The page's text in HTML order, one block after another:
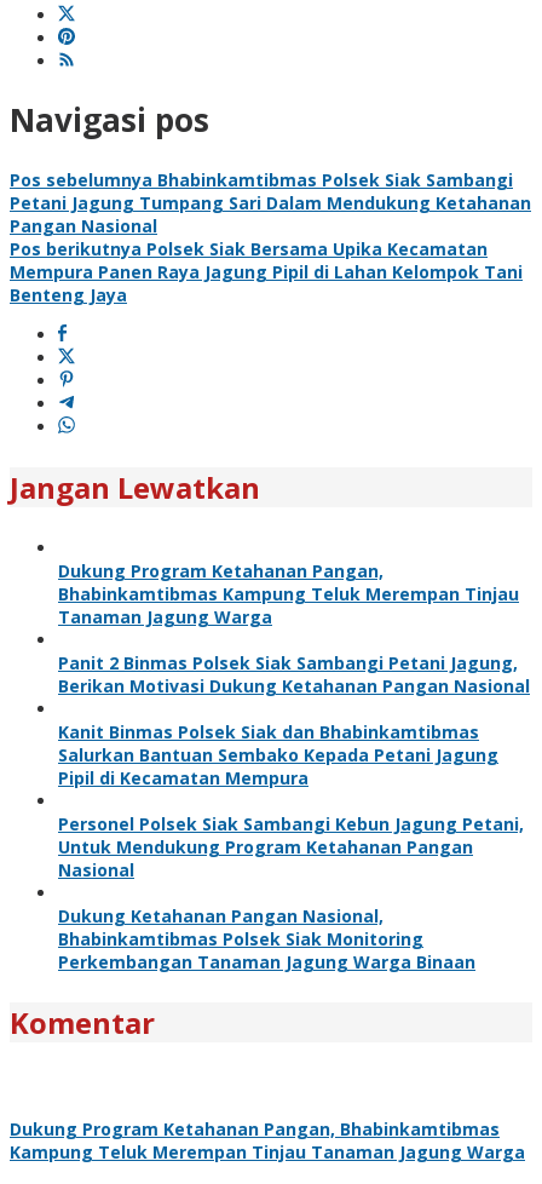
Navigasi pos
Pos sebelumnya Bhabinkamtibmas Polsek Siak Sambangi
Petani Jagung Tumpang Sari Dalam Mendukung Ketahanan
Pangan Nasional
Pos berikutnya Polsek Siak Bersama Upika Kecamatan
Mempura Panen Raya Jagung Pipil di Lahan Kelompok Tani
Benteng Jaya
Jangan Lewatkan
Dukung Program Ketahanan Pangan,
Bhabinkamtibmas Kampung Teluk Merempan Tinjau
Tanaman Jagung Warga
Panit 2 Binmas Polsek Siak Sambangi Petani Jagung,
Berikan Motivasi Dukung Ketahanan Pangan Nasional
Kanit Binmas Polsek Siak dan Bhabinkamtibmas
Salurkan Bantuan Sembako Kepada Petani Jagung
Pipil di Kecamatan Mempura
Personel Polsek Siak Sambangi Kebun Jagung Petani,
Untuk Mendukung Program Ketahanan Pangan
Nasional
Dukung Ketahanan Pangan Nasional,
Bhabinkamtibmas Polsek Siak Monitoring
Perkembangan Tanaman Jagung Warga Binaan
Komentar
Dukung Program Ketahanan Pangan, Bhabinkamtibmas
Kampung Teluk Merempan Tinjau Tanaman Jagung Warga